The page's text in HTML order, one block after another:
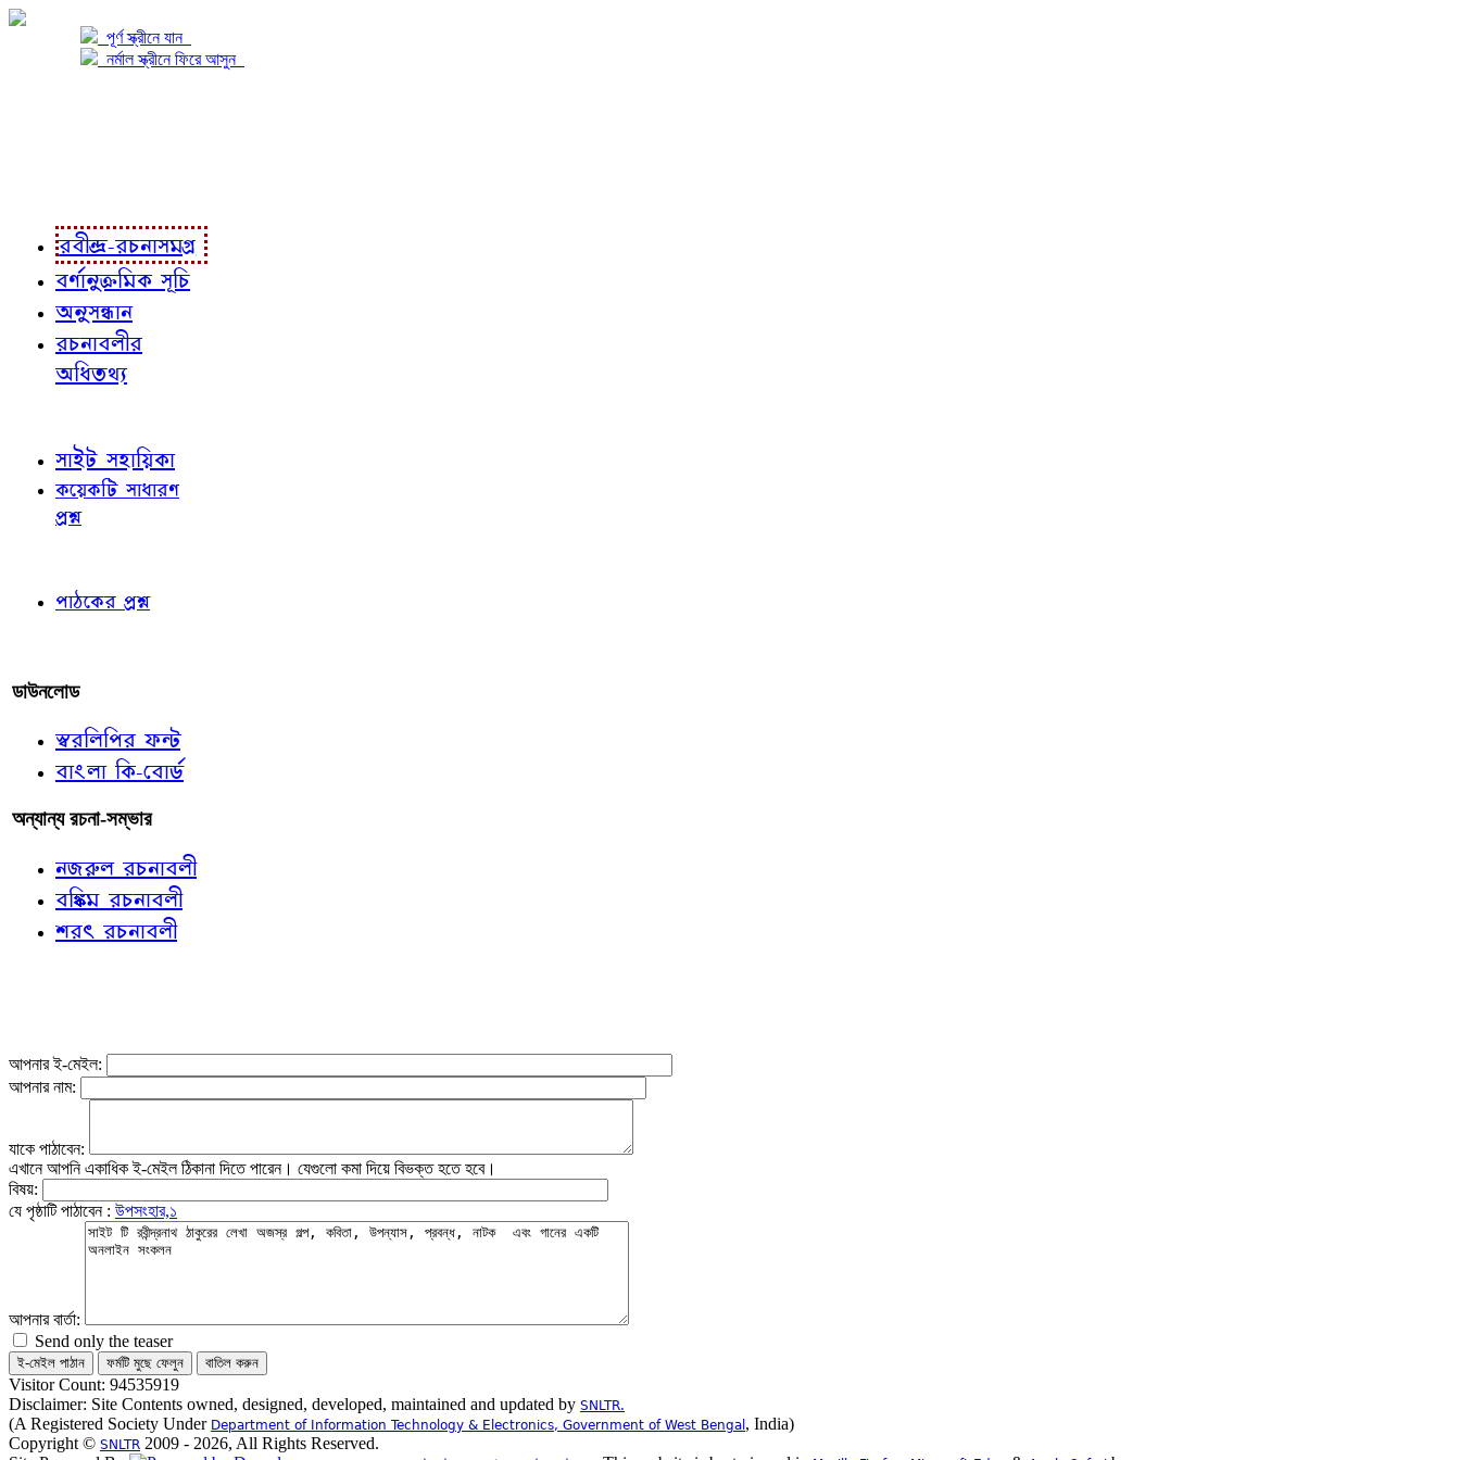
পূর্ণ স্ক্রীনে যান
নর্মাল স্ক্রীনে ফিরে আসুন
রবীন্দ্র-রচনাসমগ্র
বর্ণানুক্রমিক সূচি
অনুসন্ধান
রচনাবলীর
অধিতথ্য
সাইট সহায়িকা
কয়েকটি সাধারণ
প্রশ্ন
পাঠকের প্রশ্ন
ডাউনলোড
স্বরলিপির ফন্ট
বাংলা কি-বোর্ড
অন্যান্য রচনা-সম্ভার
নজরুল রচনাবলী
বঙ্কিম রচনাবলী
শরৎ রচনাবলী
আপনার ই-মেইল:
আপনার নাম:
যাকে পাঠাবেন:
এখানে আপনি একাধিক ই-মেইল ঠিকানা দিতে পারেন। যেগুলো কমা দিয়ে বিভক্ত হতে হবে।
বিষয়:
যে পৃষ্ঠাটি পাঠাবেন : উপসংহার,১
আপনার বার্তা:
Send only the teaser
Visitor Count: 94535919
Disclaimer: Site Contents owned, designed, developed, maintained and updated by SNLTR.
(A Registered Society Under Department of Information Technology & Electronics, Government of West Bengal , India)
Copyright © SNLTR 2009 - 2026, All Rights Reserved.